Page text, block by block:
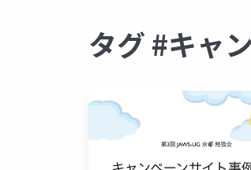
タグ #キャ